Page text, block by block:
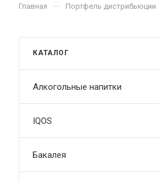
Главная — Портфель дистрибьюции
КАТАЛОГ
Алкогольные напитки
IQOS
Бакалея